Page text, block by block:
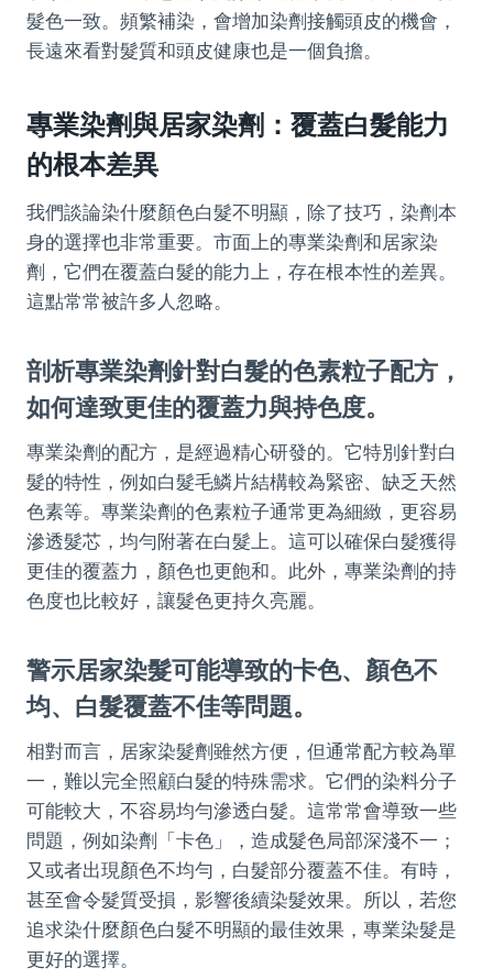
髮色一致。頻繁補染，會增加染劑接觸頭皮的機會，
長遠來看對髮質和頭皮健康也是一個負擔。
專業染劑與居家染劑：覆蓋白髮能力
的根本差異
我們談論染什麼顏色白髮不明顯，除了技巧，染劑本
身的選擇也非常重要。市面上的專業染劑和居家染
劑，它們在覆蓋白髮的能力上，存在根本性的差異。
這點常常被許多人忽略。
剖析專業染劑針對白髮的色素粒子配方，
如何達致更佳的覆蓋力與持色度。
專業染劑的配方，是經過精心研發的。它特別針對白
髮的特性，例如白髮毛鱗片結構較為緊密、缺乏天然
色素等。專業染劑的色素粒子通常更為細緻，更容易
滲透髮芯，均勻附著在白髮上。這可以確保白髮獲得
更佳的覆蓋力，顏色也更飽和。此外，專業染劑的持
色度也比較好，讓髮色更持久亮麗。
警示居家染髮可能導致的卡色、顏色不
均、白髮覆蓋不佳等問題。
相對而言，居家染髮劑雖然方便，但通常配方較為單
一，難以完全照顧白髮的特殊需求。它們的染料分子
可能較大，不容易均勻滲透白髮。這常常會導致一些
問題，例如染劑「卡色」，造成髮色局部深淺不一；
又或者出現顏色不均勻，白髮部分覆蓋不佳。有時，
甚至會令髮質受損，影響後續染髮效果。所以，若您
追求染什麼顏色白髮不明顯的最佳效果，專業染髮是
更好的選擇。